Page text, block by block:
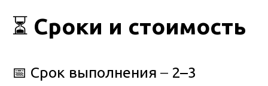
⏳ Сроки и стоимость
📅 Срок выполнения – 2–3